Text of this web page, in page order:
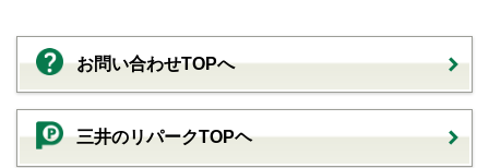
お問い合わせTOPへ
三井のリパークTOPヘ